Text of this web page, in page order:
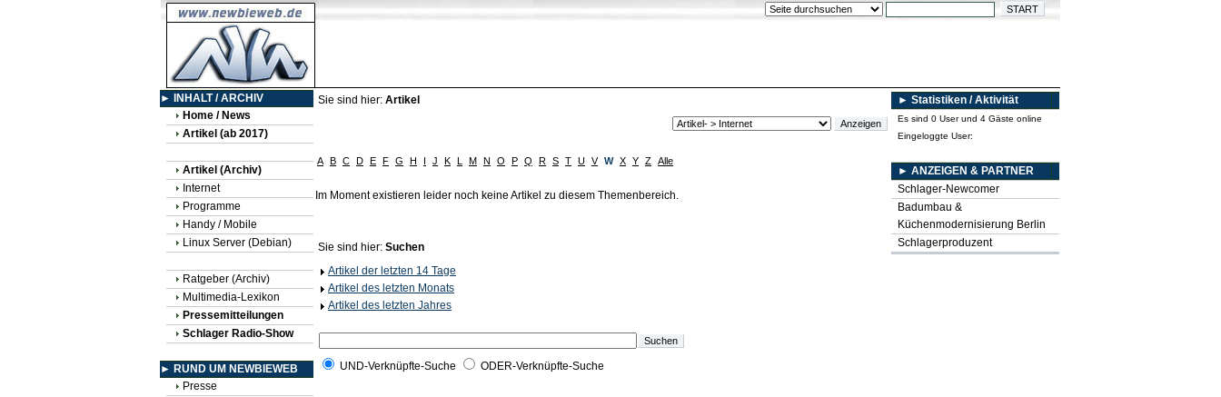
► INHALT / ARCHIV
Home / News
Artikel (ab 2017)
Artikel (Archiv)
Internet
Programme
Handy / Mobile
Linux Server (Debian)
Ratgeber (Archiv)
Multimedia-Lexikon
Pressemitteilungen
Schlager Radio-Show
► RUND UM NEWBIEWEB
Presse
Sie sind hier: Artikel
A B C D E F G H I J K L M N O P Q R S T U V W X Y Z Alle
Im Moment existieren leider noch keine Artikel zu diesem Themenbereich.
Sie sind hier: Suchen
Artikel der letzten 14 Tage
Artikel des letzten Monats
Artikel des letzten Jahres
UND-Verknüpfte-Suche ODER-Verknüpfte-Suche
► Statistiken / Aktivität
Es sind 0 User und 4 Gäste online
Eingeloggte User:
► ANZEIGEN & PARTNER
Schlager-Newcomer
Badumbau &
Küchenmodernisierung Berlin
Schlagerproduzent